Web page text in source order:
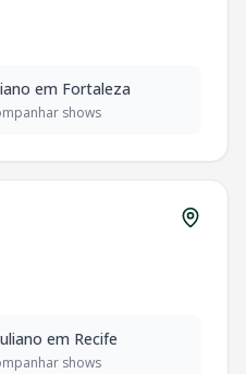
em Fortaleza
shows
em Recife
shows